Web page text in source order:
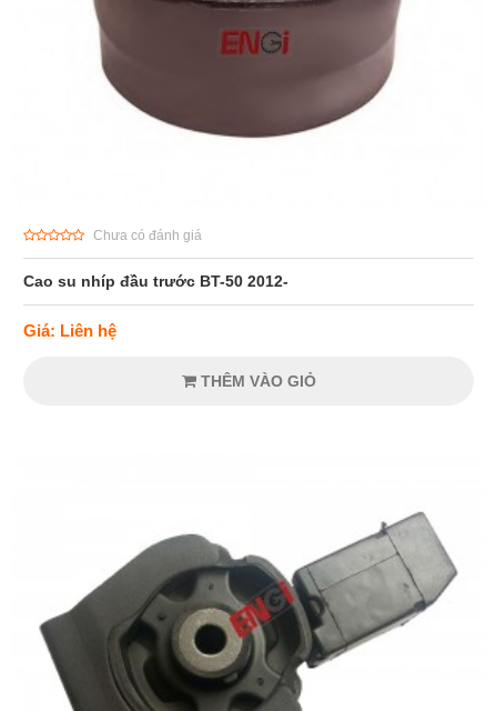
Chưa có đánh giá
Cao su nhíp đầu trước BT-50 2012-
Giá: Liên hệ
THÊM VÀO GIỎ